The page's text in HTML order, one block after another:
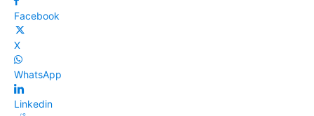
Facebook
X
WhatsApp
Linkedin